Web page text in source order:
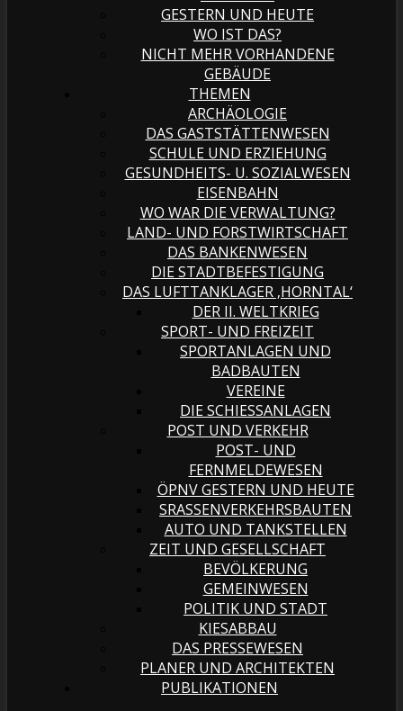
GESTERN UND HEUTE
WO IST DAS?
NICHT MEHR VORHANDENE
GEBÄUDE
THEMEN
ARCHÄOLOGIE
DAS GASTSTÄTTENWESEN
SCHULE UND ERZIEHUNG
GESUNDHEITS- U. SOZIALWESEN
EISENBAHN
WO WAR DIE VERWALTUNG?
LAND- UND FORSTWIRTSCHAFT
DAS BANKENWESEN
DIE STADTBEFESTIGUNG
DAS LUFTTANKLAGER ‚HORNTAL‘
DER II. WELTKRIEG
SPORT- UND FREIZEIT
SPORTANLAGEN UND
BADBAUTEN
VEREINE
DIE SCHIESSANLAGEN
POST UND VERKEHR
POST- UND
FERNMELDEWESEN
ÖPNV GESTERN UND HEUTE
SRASSENVERKEHRSBAUTEN
AUTO UND TANKSTELLEN
ZEIT UND GESELLSCHAFT
BEVÖLKERUNG
GEMEINWESEN
POLITIK UND STADT
KIESABBAU
DAS PRESSEWESEN
PLANER UND ARCHITEKTEN
PUBLIKATIONEN